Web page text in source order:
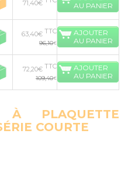
71,40€
AU PANIER
63,40€ TTC
96,10€
AJOUTER
AU PANIER
72,20€ TTC
109,40€
AJOUTER
AU PANIER
À PLAQUETTE
COURTE